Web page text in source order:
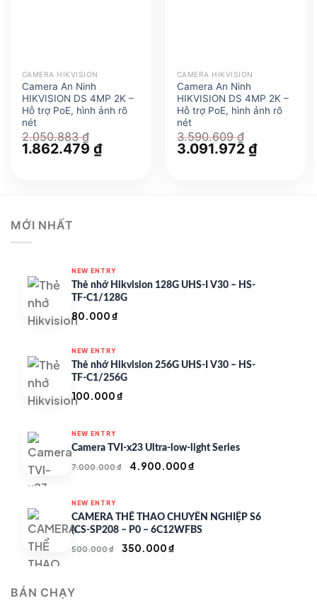
CAMERA HIKVISION
Camera An Ninh
HIKVISION DS 4MP 2K –
Hỗ trợ PoE, hình ảnh rõ
nét
2.050.883₫
Giá
gốc
1.862.479 ₫Giá
hiện
CAMERA HIKVISION
Camera An Ninh
HIKVISION DS 4MP 2K –
Hỗ trợ PoE, hình ảnh rõ
nét
3.590.609₫
Giá
gốc
3.091.972 ₫Giá
hiện
MỚI NHẤT
NEW ENTRY
Thẻ nhớ Hikvision 128G UHS-I V30 – HS-
TF-C1/128G
80.000₫
NEW ENTRY
Thẻ nhớ Hikvision 256G UHS-I V30 – HS-
TF-C1/256G
100.000₫
NEW ENTRY
Camera TVI-x23 Ultra-low-light Series
7.000.000₫
Giá
7.000.000 ₫.
4.900.000₫
là:
4.900.000 ₫.
NEW ENTRY
CAMERA THỂ THAO CHUYÊN NGHIỆP S6
(CS-SP208 – P0 – 6C12WFBS
500.000₫
Giá
350.000₫
BÁN CHẠY